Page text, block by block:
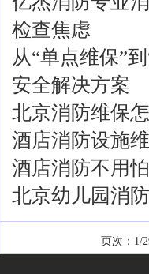
检查焦虑
从“单点维保”
安全解决方案
北京消防维保
酒店消防设施
酒店消防不用
北京幼儿园消
页次：